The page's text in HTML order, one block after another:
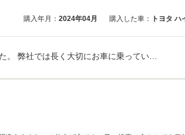
購入年月： 2024年04月 購入した車： トヨタ ハ